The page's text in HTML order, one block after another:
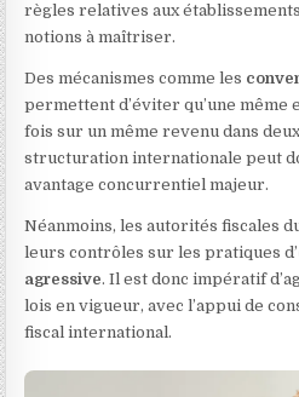
règles relatives aux
notions à maîtriser.
Des mécanismes comme les
permettent d’éviter qu’une
fois sur un même revenu dans
structuration internationale peut
avantage concurrentiel majeur.
Néanmoins, les autorités fiscales
leurs contrôles sur les pratiques d’
agressive. Il est donc impératif
lois en vigueur, avec l’appui de
fiscal international.